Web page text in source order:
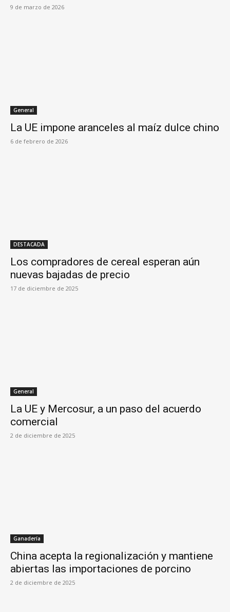
9 de marzo de 2026
General
La UE impone aranceles al maíz dulce chino
6 de febrero de 2026
DESTACADA
Los compradores de cereal esperan aún
nuevas bajadas de precio
17 de diciembre de 2025
General
La UE y Mercosur, a un paso del acuerdo
comercial
2 de diciembre de 2025
Ganadería
China acepta la regionalización y mantiene
abiertas las importaciones de porcino
2 de diciembre de 2025